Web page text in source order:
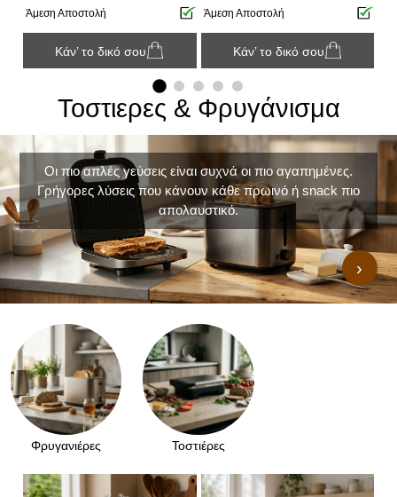
Άμεση Αποστολή
Κάν’ το δικό σου
Άμεση Αποστολή
Κάν’ το δικό σου
Τοστιερες & Φρυγάνισμα
›
Οι πιο απλές γεύσεις είναι συχνά οι πιο αγαπημένες.
Γρήγορες λύσεις που κάνουν κάθε πρωινό ή snack πιο
απολαυστικό.
Φρυγανιέρες Τοστιέρες